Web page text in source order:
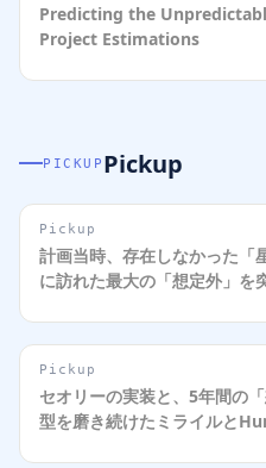
Predicting the
Project Estimations
PICKUP Pickup
Pickup
計画当時、存在しなかった「
に訪れた最大の「想定外」を
Pickup
セオリーの実装と、5年間の
型を磨き続けたミライルと